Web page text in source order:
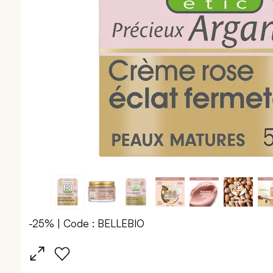
-25% | Code : BELLEBIO
Passer
au